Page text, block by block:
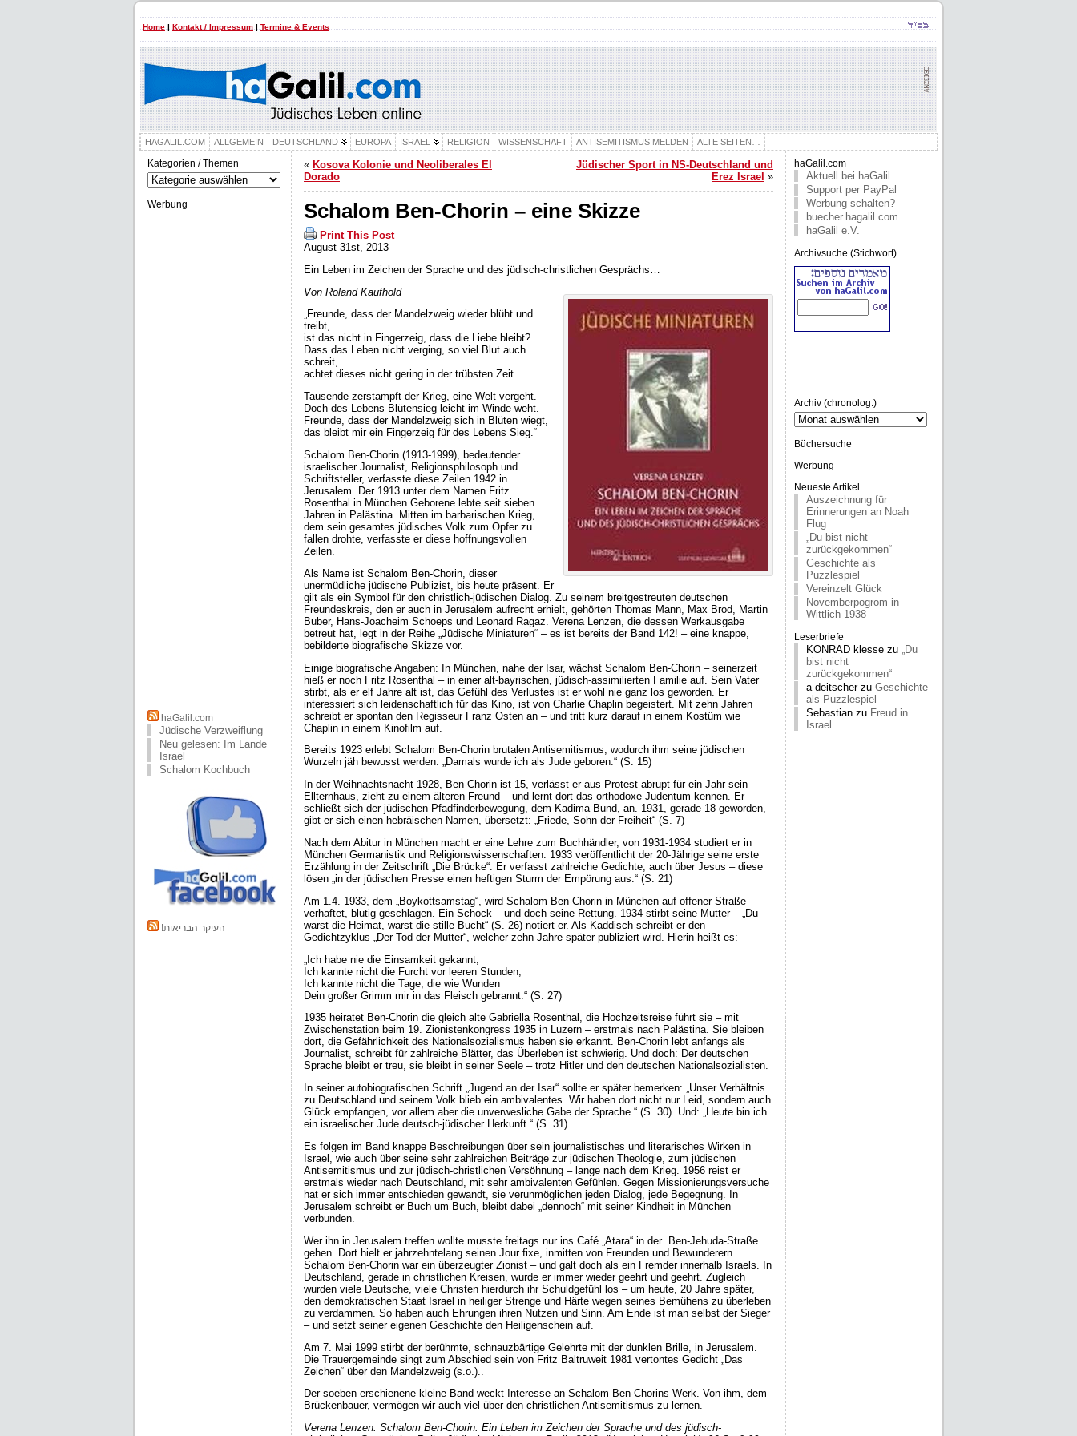
Home | Kontakt / Impressum | Termine & Events
HAGALIL.COM ALLGEMEIN DEUTSCHLAND EUROPA ISRAEL RELIGION WISSENSCHAFT ANTISEMITISMUS MELDEN ALTE SEITEN…
Kategorien / Themen
Kategorien
/
Themen
Werbung
haGalil.com
Jüdische Verzweiflung
Neu gelesen: Im Lande
Israel
Schalom Kochbuch
!העיקר הבריאות
« Kosova Kolonie und Neoliberales El
Dorado
Jüdischer Sport in NS-Deutschland und
Erez Israel »
Schalom Ben-Chorin – eine Skizze
Print This Post
August 31st, 2013
Ein Leben im Zeichen der Sprache und des jüdisch-christlichen Gesprächs…
Von Roland Kaufhold
„Freunde, dass der Mandelzweig wieder blüht und
treibt,
ist das nicht in Fingerzeig, dass die Liebe bleibt?
Dass das Leben nicht verging, so viel Blut auch
schreit,
achtet dieses nicht gering in der trübsten Zeit.
Tausende zerstampft der Krieg, eine Welt vergeht.
Doch des Lebens Blütensieg leicht im Winde weht.
Freunde, dass der Mandelzweig sich in Blüten wiegt,
das bleibt mir ein Fingerzeig für des Lebens Sieg.“
Schalom Ben-Chorin (1913-1999), bedeutender
israelischer Journalist, Religionsphilosoph und
Schriftsteller, verfasste diese Zeilen 1942 in
Jerusalem. Der 1913 unter dem Namen Fritz
Rosenthal in München Geborene lebte seit sieben
Jahren in Palästina. Mitten im barbarischen Krieg,
dem sein gesamtes jüdisches Volk zum Opfer zu
fallen drohte, verfasste er diese hoffnungsvollen
Zeilen.
Als Name ist Schalom Ben-Chorin, dieser
unermüdliche jüdische Publizist, bis heute präsent. Er
gilt als ein Symbol für den christlich-jüdischen Dialog. Zu seinem breitgestreuten deutschen
Freundeskreis, den er auch in Jerusalem aufrecht erhielt, gehörten Thomas Mann, Max Brod, Martin
Buber, Hans-Joacheim Schoeps und Leonard Ragaz. Verena Lenzen, die dessen Werkausgabe
betreut hat, legt in der Reihe „Jüdische Miniaturen“ – es ist bereits der Band 142! – eine knappe,
bebilderte biografische Skizze vor.
Einige biografische Angaben: In München, nahe der Isar, wächst Schalom Ben-Chorin – seinerzeit
hieß er noch Fritz Rosenthal – in einer alt-bayrischen, jüdisch-assimilierten Familie auf. Sein Vater
stirbt, als er elf Jahre alt ist, das Gefühl des Verlustes ist er wohl nie ganz los geworden. Er
interessiert sich leidenschaftlich für das Kino, ist von Charlie Chaplin begeistert. Mit zehn Jahren
schreibt er spontan den Regisseur Franz Osten an – und tritt kurz darauf in einem Kostüm wie
Chaplin in einem Kinofilm auf.
Bereits 1923 erlebt Schalom Ben-Chorin brutalen Antisemitismus, wodurch ihm seine jüdischen
Wurzeln jäh bewusst werden: „Damals wurde ich als Jude geboren.“ (S. 15)
In der Weihnachtsnacht 1928, Ben-Chorin ist 15, verlässt er aus Protest abrupt für ein Jahr sein
Ellternhaus, zieht zu einem älteren Freund – und lernt dort das orthodoxe Judentum kennen. Er
schließt sich der jüdischen Pfadfinderbewegung, dem Kadima-Bund, an. 1931, gerade 18 geworden,
gibt er sich einen hebräischen Namen, übersetzt: „Friede, Sohn der Freiheit“ (S. 7)
Nach dem Abitur in München macht er eine Lehre zum Buchhändler, von 1931-1934 studiert er in
München Germanistik und Religionswissenschaften. 1933 veröffentlicht der 20-Jährige seine erste
Erzählung in der Zeitschrift „Die Brücke“. Er verfasst zahlreiche Gedichte, auch über Jesus – diese
lösen „in der jüdischen Presse einen heftigen Sturm der Empörung aus.“ (S. 21)
Am 1.4. 1933, dem „Boykottsamstag“, wird Schalom Ben-Chorin in München auf offener Straße
verhaftet, blutig geschlagen. Ein Schock – und doch seine Rettung. 1934 stirbt seine Mutter – „Du
warst die Heimat, warst die stille Bucht“ (S. 26) notiert er. Als Kaddisch schreibt er den
Gedichtzyklus „Der Tod der Mutter“, welcher zehn Jahre später publiziert wird. Hierin heißt es:
„Ich habe nie die Einsamkeit gekannt,
Ich kannte nicht die Furcht vor leeren Stunden,
Ich kannte nicht die Tage, die wie Wunden
Dein großer Grimm mir in das Fleisch gebrannt.“ (S. 27)
1935 heiratet Ben-Chorin die gleich alte Gabriella Rosenthal, die Hochzeitsreise führt sie – mit
Zwischenstation beim 19. Zionistenkongress 1935 in Luzern – erstmals nach Palästina. Sie bleiben
dort, die Gefährlichkeit des Nationalsozialismus haben sie erkannt. Ben-Chorin lebt anfangs als
Journalist, schreibt für zahlreiche Blätter, das Überleben ist schwierig. Und doch: Der deutschen
Sprache bleibt er treu, sie bleibt in seiner Seele – trotz Hitler und den deutschen Nationalsozialisten.
In seiner autobiografischen Schrift „Jugend an der Isar“ sollte er später bemerken: „Unser Verhältnis
zu Deutschland und seinem Volk blieb ein ambivalentes. Wir haben dort nicht nur Leid, sondern auch
Glück empfangen, vor allem aber die unverwesliche Gabe der Sprache.“ (S. 30). Und: „Heute bin ich
ein israelischer Jude deutsch-jüdischer Herkunft.“ (S. 31)
Es folgen im Band knappe Beschreibungen über sein journalistisches und literarisches Wirken in
Israel, wie auch über seine sehr zahlreichen Beiträge zur jüdischen Theologie, zum jüdischen
Antisemitismus und zur jüdisch-christlichen Versöhnung – lange nach dem Krieg. 1956 reist er
erstmals wieder nach Deutschland, mit sehr ambivalenten Gefühlen. Gegen Missionierungsversuche
hat er sich immer entschieden gewandt, sie verunmöglichen jeden Dialog, jede Begegnung. In
Jerusalem schreibt er Buch um Buch, bleibt dabei „dennoch“ mit seiner Kindheit in München
verbunden.
Wer ihn in Jerusalem treffen wollte musste freitags nur ins Café „Atara“ in der Ben-Jehuda-Straße
gehen. Dort hielt er jahrzehntelang seinen Jour fixe, inmitten von Freunden und Bewunderern.
Schalom Ben-Chorin war ein überzeugter Zionist – und galt doch als ein Fremder innerhalb Israels. In
Deutschland, gerade in christlichen Kreisen, wurde er immer wieder geehrt und geehrt. Zugleich
wurden viele Deutsche, viele Christen hierdurch ihr Schuldgefühl los – um heute, 20 Jahre später,
den demokratischen Staat Israel in heiliger Strenge und Härte wegen seines Bemühens zu überleben
zu verdammen. So haben auch Ehrungen ihren Nutzen und Sinn. Am Ende ist man selbst der Sieger
– und setzt seiner eigenen Geschichte den Heiligenschein auf.
Am 7. Mai 1999 stirbt der berühmte, schnauzbärtige Gelehrte mit der dunklen Brille, in Jerusalem.
Die Trauergemeinde singt zum Abschied sein von Fritz Baltruweit 1981 vertontes Gedicht „Das
Zeichen“ über den Mandelzweig (s.o.)..
Der soeben erschienene kleine Band weckt Interesse an Schalom Ben-Chorins Werk. Von ihm, dem
Brückenbauer, vermögen wir auch viel über den christlichen Antisemitismus zu lernen.
Verena Lenzen: Schalom Ben-Chorin. Ein Leben im Zeichen der Sprache und des jüdisch-
haGalil.com
Aktuell bei haGalil
Support per PayPal
Werbung schalten?
buecher.hagalil.com
haGalil e.V.
Archivsuche (Stichwort)
Archiv (chronolog.)
Archiv
(chronolog.)
Büchersuche
Werbung
Neueste Artikel
Auszeichnung für
Erinnerungen an Noah
Flug
„Du bist nicht
zurückgekommen“
Geschichte als
Puzzlespiel
Vereinzelt Glück
Novemberpogrom in
Wittlich 1938
Leserbriefe
KONRAD klesse zu „Du
bist nicht
zurückgekommen“
a deitscherzu Geschichte
als Puzzlespiel
Sebastian zu Freud in
Israel